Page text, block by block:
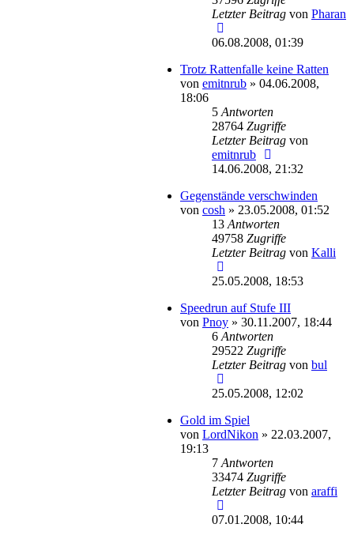
Letzter Beitrag von Pharan
06.08.2008, 01:39
Trotz Rattenfalle keine Ratten
von emitnrub » 04.06.2008,
18:06
5 Antworten
28764 Zugriffe
Letzter Beitrag von
emitnrub
14.06.2008, 21:32
Gegenstände verschwinden
von cosh » 23.05.2008, 01:52
13 Antworten
49758 Zugriffe
Letzter Beitrag von Kalli
25.05.2008, 18:53
Speedrun auf Stufe III
von Pnoy » 30.11.2007, 18:44
6 Antworten
29522 Zugriffe
Letzter Beitrag von bul
25.05.2008, 12:02
Gold im Spiel
von LordNikon » 22.03.2007,
19:13
7 Antworten
33474 Zugriffe
Letzter Beitrag von araffi
07.01.2008, 10:44